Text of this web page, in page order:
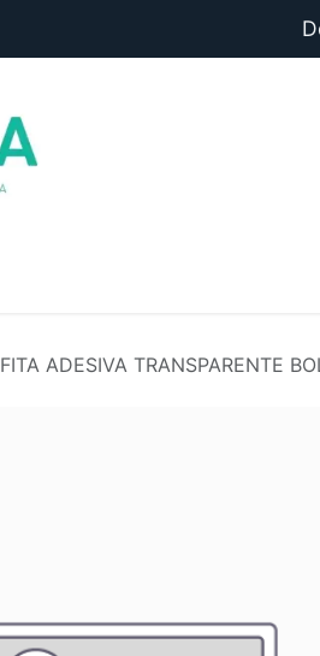
FITA ADESIVA TRANSPARENTE